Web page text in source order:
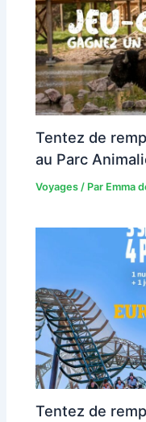
Tentez de
au Parc
Voyages / Par Emma
Tentez de